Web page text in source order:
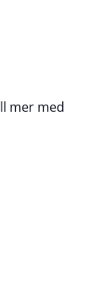
mer med